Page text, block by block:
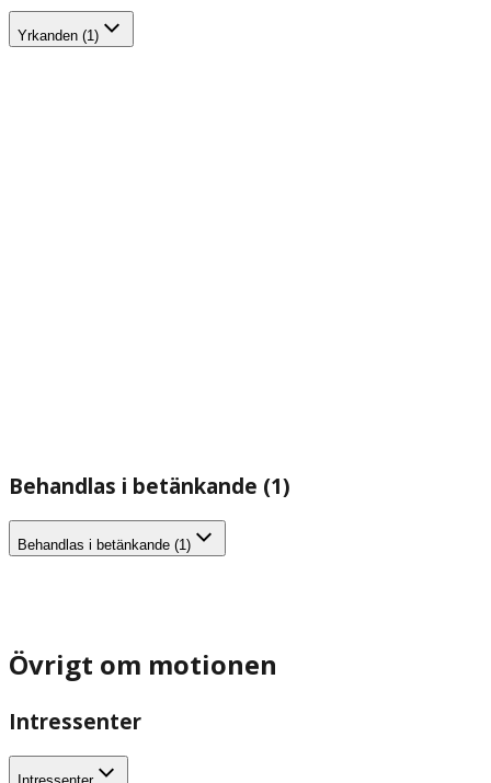
Yrkanden (1)
Behandlas i betänkande (1)
Behandlas i betänkande (1)
Övrigt om motionen
Intressenter